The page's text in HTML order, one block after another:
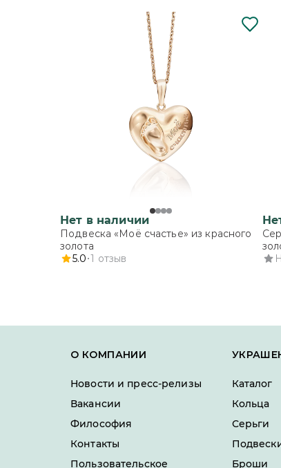
Нет в наличии
Подвеска «Моё счастье» из красного
золота
5.0 1 отзыв
О КОМПАНИИ
Новости и пресс-релизы
Вакансии
Философия
Контакты
Пользовательское
Каталог
Кольца
Серьги
Броши